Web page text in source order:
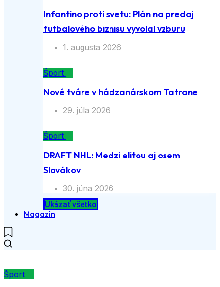
Infantino proti svetu: Plán na predaj
futbalového biznisu vyvolal vzburu
1. augusta 2026
Šport
Nové tváre v hádzanárskom Tatrane
29. júla 2026
Šport
DRAFT NHL: Medzi elitou aj osem
Slovákov
30. júna 2026
Ukázať všetko
Magazín
Šport